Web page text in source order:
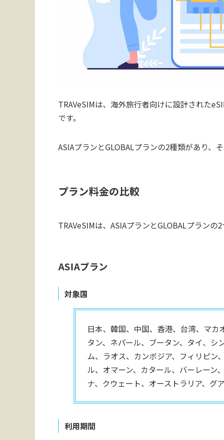
TRAVeSIMは、海外旅行者向けに設計された
です。
ASIAプランとGLOBALプランの2種類があり、
プラン料金の比較
TRAVeSIMは、ASIAプランとGLOBALプランの
ASIAプラン
対象国
日本、韓国、中国、香港、台湾、マ
タン、ネパール、ブータン、タイ、シ
ム、ラオス、カンボジア、フィリピン
ル、オマーン、カタール、バーレーン
ナ、クウェート、オーストラリア、グ
利用期間